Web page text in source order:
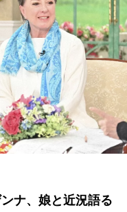
ナ、娘と近況語る